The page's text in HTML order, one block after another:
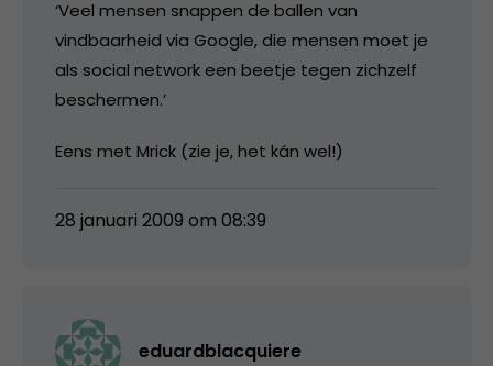
‘Veel mensen snappen de ballen van
vindbaarheid via Google, die mensen moet je
als social network een beetje tegen zichzelf
beschermen.’
Eens met Mrick (zie je, het kán wel!)
28 januari 2009 om 08:39
eduardblacquiere